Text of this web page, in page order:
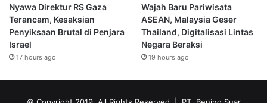
Nyawa Direktur RS Gaza
Terancam, Kesaksian
Penyiksaan Brutal di Penjara
Israel
17 hours ago
Wajah Baru Pariwisata
ASEAN, Malaysia Geser
Thailand, Digitalisasi Lintas
Negara Beraksi
19 hours ago